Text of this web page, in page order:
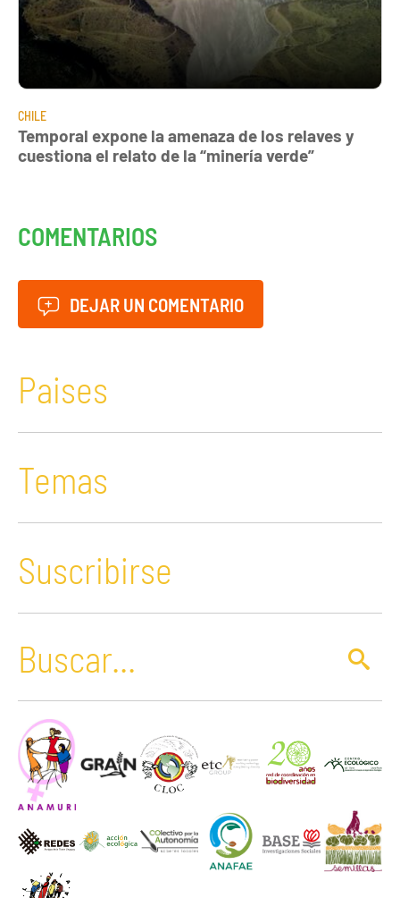
CHILE
Temporal expone la amenaza de los relaves y
cuestiona el relato de la “minería verde”
COMENTARIOS
DEJAR UN COMENTARIO
Paises
Temas
Suscribirse